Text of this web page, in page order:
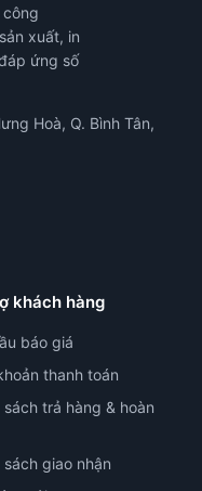
xuất, in
ứng số
Hoà, Q. Bình Tân,
khách hàng
báo giá
thanh toán
sách trả hàng & hoàn
sách giao nhận